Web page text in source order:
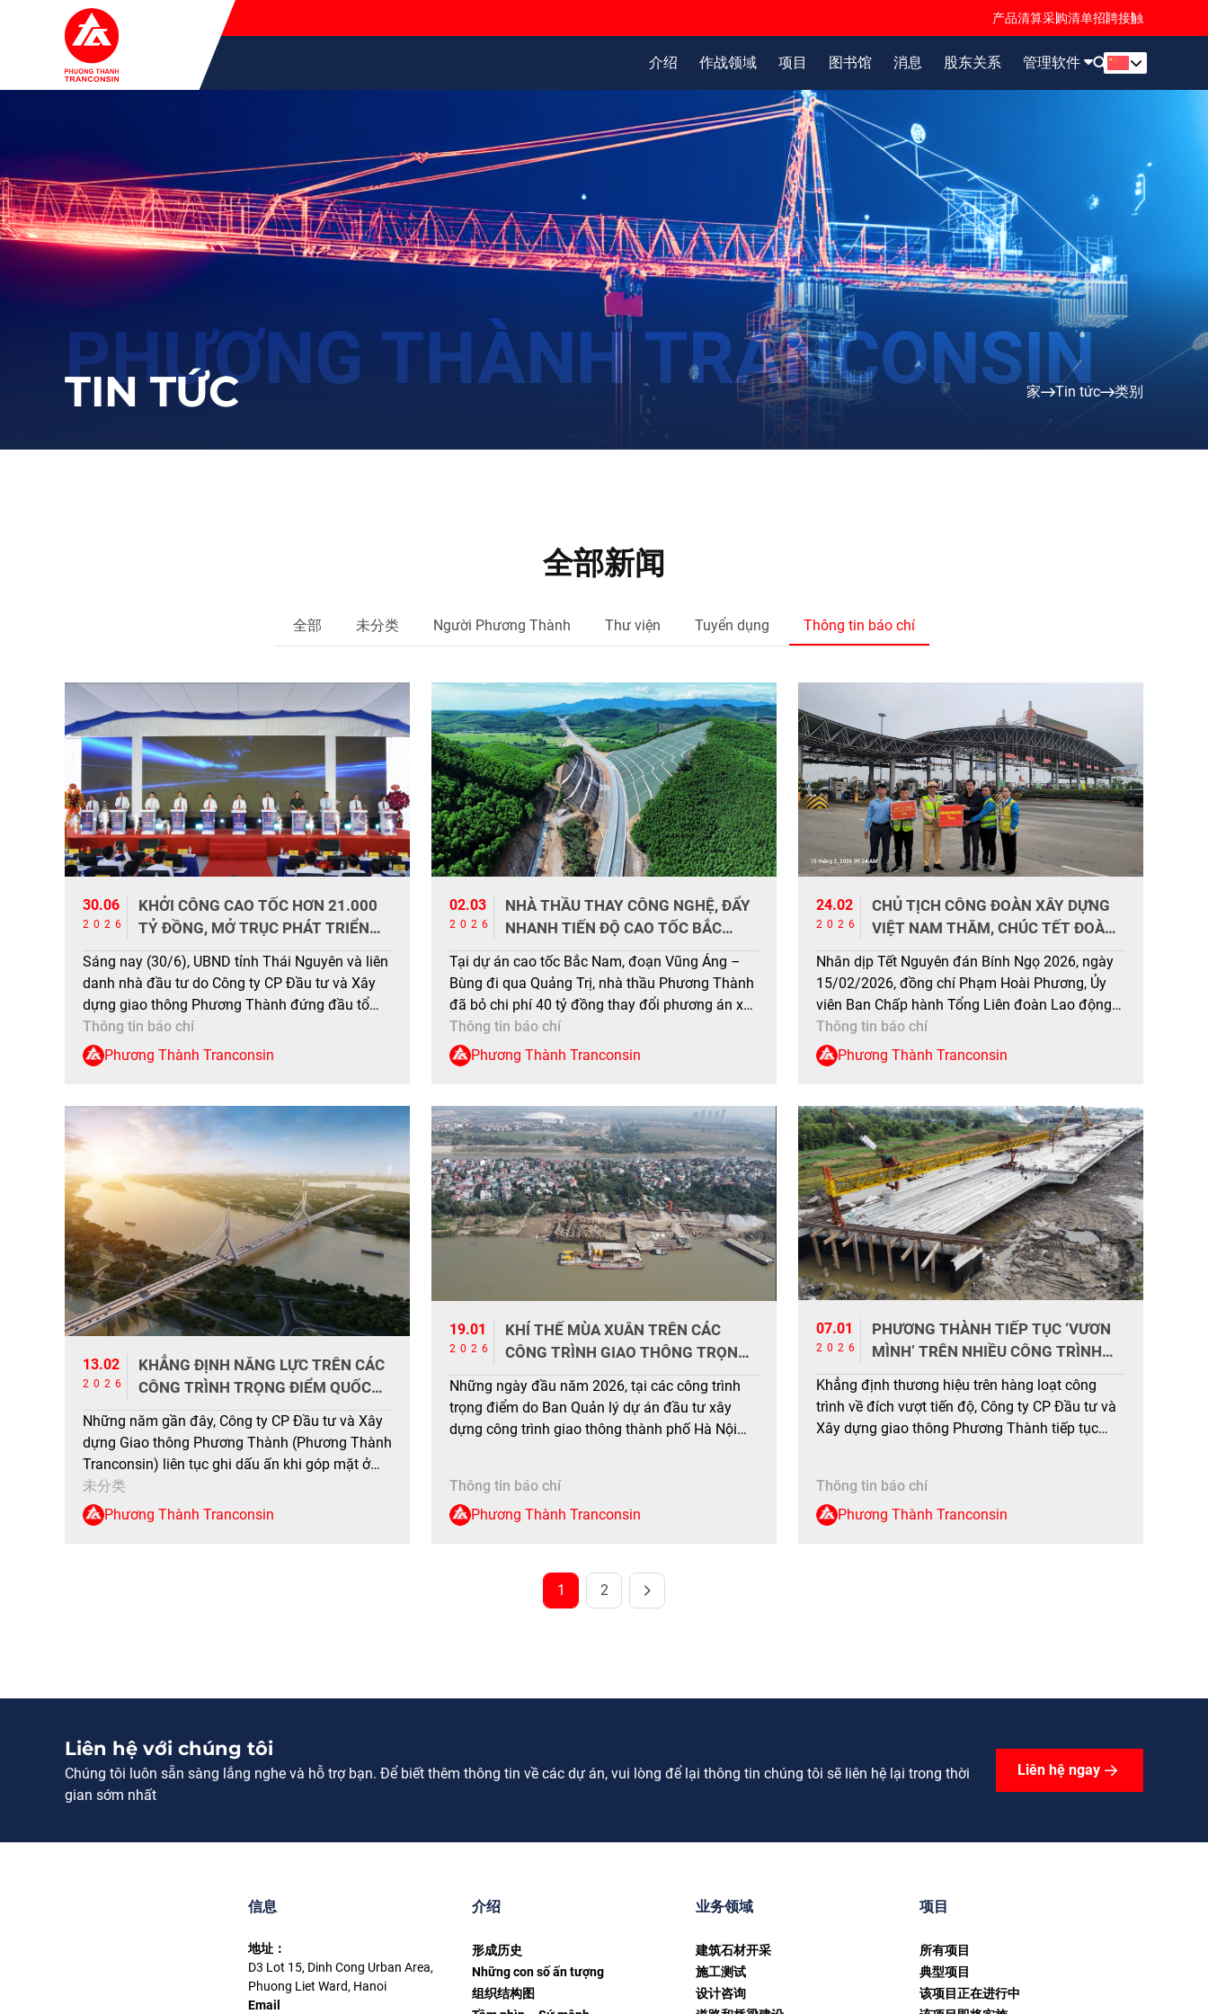
产品清算采购清单招聘接触
介绍 作战领域 项目 图书馆 消息 股东关系 管理软件
TIN TỨC 家 Tin tức 类别
全部新闻
全部 未分类 Người Phương Thành Thư viện Tuyển dụng Thông tin báo chí
30.06
2026
KHỞI CÔNG CAO TỐC HƠN 21.000
TỶ ĐỒNG, MỞ TRỤC PHÁT TRIỂN
MỚI CHO VÙNG TRUNG DU PHÍA
BẮC
Sáng nay (30/6), UBND tỉnh Thái Nguyên và liên
danh nhà đầu tư do Công ty CP Đầu tư và Xây
dựng giao thông Phương Thành đứng đầu tổ
chức lễ khởi công dự án đầu tư hoàn chỉnh cao
tốc CT.07 đoạn Hà Nội – Thái Nguyên – Chợ
Mới theo phương thức PPP. […]
Thông tin báo chí
Phương Thành Tranconsin
02.03
2026
NHÀ THẦU THAY CÔNG NGHỆ, ĐẨY
NHANH TIẾN ĐỘ CAO TỐC BẮC
NAM
Tại dự án cao tốc Bắc Nam, đoạn Vũng Áng –
Bùng đi qua Quảng Trị, nhà thầu Phương Thành
đã bỏ chi phí 40 tỷ đồng thay đổi phương án xử
lý nền đất yếu, hoàn thành cao tốc theo kế
hoạch. Gói thầu xây lắp XL-02 cao tốc Vũng Áng
– Bùng dài […]
Thông tin báo chí
Phương Thành Tranconsin
24.02
2026
CHỦ TỊCH CÔNG ĐOÀN XÂY DỰNG
VIỆT NAM THĂM, CHÚC TẾT ĐOÀN
VIÊN, NLĐ VÀ LỰC LƯỢNG LÀM
NHIỆM VỤ TRÊN TUYẾN CAO TỐC
PHÁP VÂN – CẦU GIẼ
Nhân dịp Tết Nguyên đán Bính Ngọ 2026, ngày
15/02/2026, đồng chí Phạm Hoài Phương, Ủy
viên Ban Chấp hành Tổng Liên đoàn Lao động
Việt Nam, Ủy viên Ban Chấp hành Đảng bộ Bộ
Xây dựng, Chủ tịch Công đoàn Xây dựng Việt
Nam đã trực tiếp đến động viên, trao quà tới cán
Thông tin báo chí
Phương Thành Tranconsin
13.02
2026
KHẲNG ĐỊNH NĂNG LỰC TRÊN CÁC
CÔNG TRÌNH TRỌNG ĐIỂM QUỐC
GIA
Những năm gần đây, Công ty CP Đầu tư và Xây
dựng Giao thông Phương Thành (Phương Thành
Tranconsin) liên tục ghi dấu ấn khi góp mặt ở
nhiều dự án hạ tầng giao thông quy mô lớn trên
cả nước. Không chỉ bảo đảm chất lượng kỹ
thuật, doanh nghiệp còn được biết đến […]
未分类
Phương Thành Tranconsin
19.01
2026
KHÍ THẾ MÙA XUÂN TRÊN CÁC
CÔNG TRÌNH GIAO THÔNG TRỌNG
ĐIỂM
Những ngày đầu năm 2026, tại các công trình
trọng điểm do Ban Quản lý dự án đầu tư xây
dựng công trình giao thông thành phố Hà Nội
tư xây dựng […]
Thông tin báo chí
Phương Thành Tranconsin
07.01
2026
PHƯƠNG THÀNH TIẾP TỤC ‘VƯƠN
MÌNH’ TRÊN NHIỀU CÔNG TRÌNH
GIAO THÔNG LỚN
Khẳng định thương hiệu trên hàng loạt công
trình về đích vượt tiến độ, Công ty CP Đầu tư và
Xây dựng giao thông Phương Thành tiếp tục
ngày 19/12 vừa qua, dự án đầu […]
Thông tin báo chí
Phương Thành Tranconsin
1 2
Liên hệ với chúng tôi
Chúng tôi luôn sẵn sàng lắng nghe và hỗ trợ bạn. Để biết thêm thông tin về các dự án, vui lòng để lại thông tin chúng tôi sẽ liên hệ lại trong thời
gian sớm nhất
Liên hệ ngay
信息
地址：
D3 Lot 15, Dinh Cong Urban Area,
Phuong Liet Ward, Hanoi
Email
介绍
形成历史
Những con số ấn tượng
组织结构图
业务领域
建筑石材开采
施工测试
设计咨询
项目
所有项目
典型项目
该项目正在进行中